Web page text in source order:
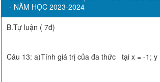
- NĂM HỌC 2023-2024
B.Tự luận ( 7đ)
Câu 13: a)Tính giá trị của đa thức tại x = -1; y